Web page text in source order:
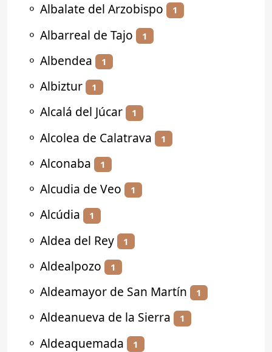
⚬ Albalate del Arzobispo 1
⚬ Albarreal de Tajo 1
⚬ Albendea 1
⚬ Albiztur 1
⚬ Alcalá del Júcar 1
⚬ Alcolea de Calatrava 1
⚬ Alconaba 1
⚬ Alcudia de Veo 1
⚬ Alcúdia 1
⚬ Aldea del Rey 1
⚬ Aldealpozo 1
⚬ Aldeamayor de San Martín 1
⚬ Aldeanueva de la Sierra 1
⚬ Aldeaquemada 1